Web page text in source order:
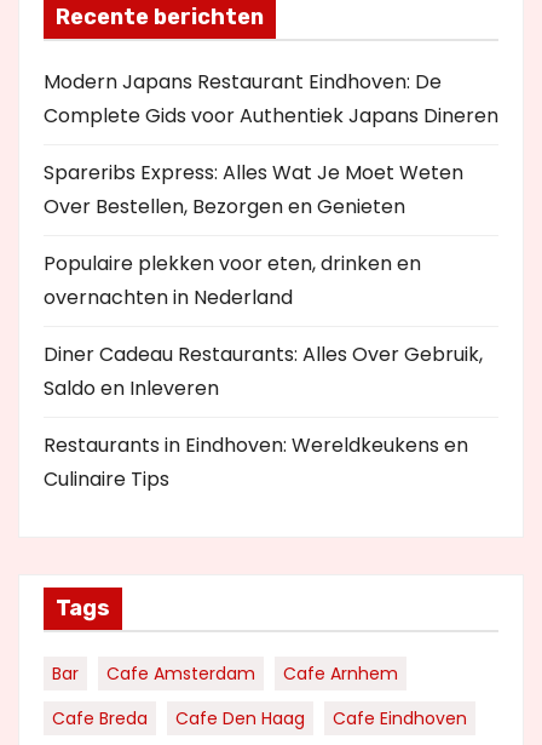
Recente berichten
Modern Japans Restaurant Eindhoven: De
Complete Gids voor Authentiek Japans Dineren
Spareribs Express: Alles Wat Je Moet Weten
Over Bestellen, Bezorgen en Genieten
Populaire plekken voor eten, drinken en
overnachten in Nederland
Diner Cadeau Restaurants: Alles Over Gebruik,
Saldo en Inleveren
Restaurants in Eindhoven: Wereldkeukens en
Culinaire Tips
Tags
Bar Cafe Amsterdam
Cafe Arnhem
Cafe Breda
Cafe Den Haag Cafe Eindhoven